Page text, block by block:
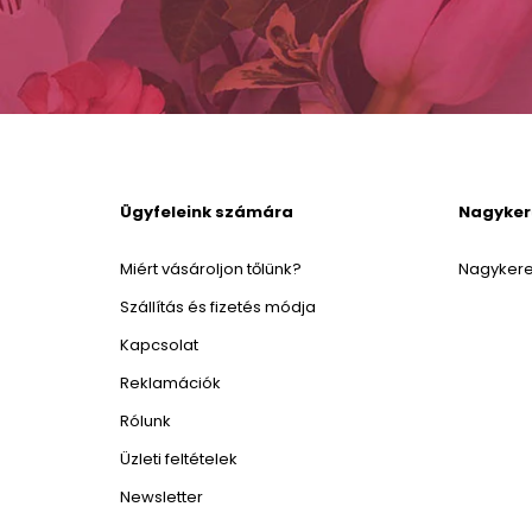
Ügyfeleink számára
Miért vásároljon tőlünk?
Szállítás és fizetés módja
Kapcsolat
Reklamációk
Rólunk
Üzleti feltételek
Newsletter